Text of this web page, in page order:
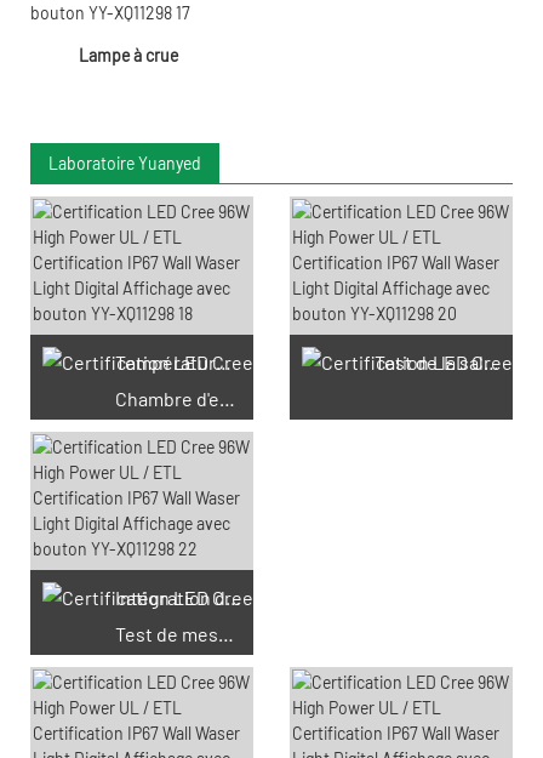
Lampe à crue
Laboratoire Yuanyed
Température constante et
Chambre d'essai de tumidité
Test de la salle noire IES
Intégration de la sphère
Test de mesure
66 coupons disponibles